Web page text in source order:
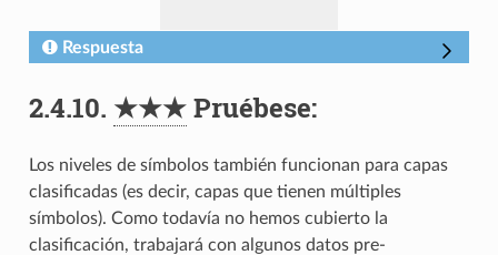
Respuesta
2.4.10. ★★★Pruébese:
Los niveles de símbolos también funcionan para capas
clasificadas (es decir, capas que tienen múltiples
símbolos). Como todavía no hemos cubierto la
clasificación, trabajará con algunos datos pre-